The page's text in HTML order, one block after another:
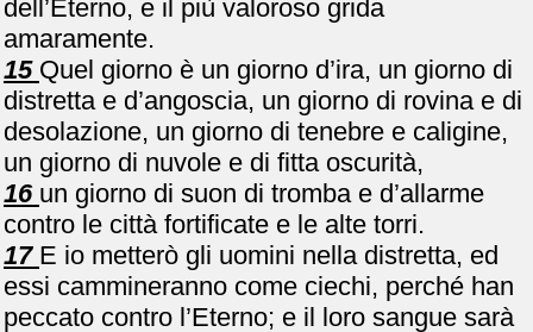
dell’Eterno, e il più valoroso grida
amaramente.
15 Quel giorno è un giorno d’ira, un giorno di
distretta e d’angoscia, un giorno di rovina e di
desolazione, un giorno di tenebre e caligine,
un giorno di nuvole e di fitta oscurità,
16 un giorno di suon di tromba e d’allarme
contro le città fortificate e le alte torri.
17 E io metterò gli uomini nella distretta, ed
essi cammineranno come ciechi, perché han
peccato contro l’Eterno; e il loro sangue sarà